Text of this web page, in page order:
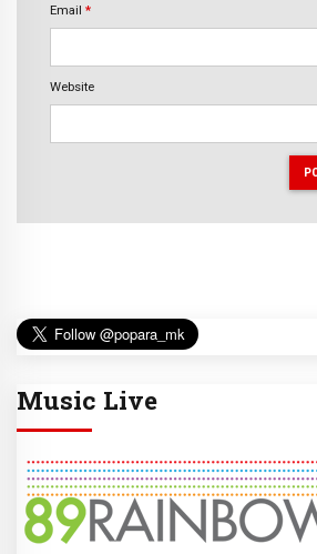
Email *
Website
Music Live